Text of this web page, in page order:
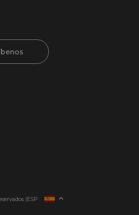
|
FRANCIA
ESP